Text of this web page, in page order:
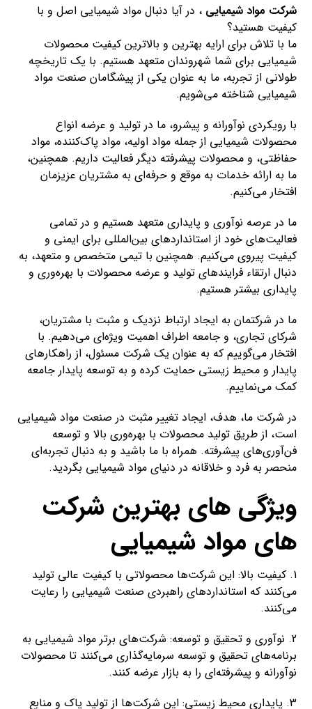
شرکت مواد شیمیایی ، در آیا دنبال مواد شیمیایی اصل و با
کیفیت هستید؟
ما با تلاش برای ارایه بهترین و بالاترین کیفیت محصولات
شیمیایی برای شما شهروندان متعهد هستیم. با یک تاریخچه
طولانی از تجربه، ما به عنوان یکی از پیشگامان صنعت مواد
شیمیایی شناخته می‌شویم.
با رویکردی نوآورانه و پیشرو، ما در تولید و عرضه انواع
محصولات شیمیایی از جمله مواد اولیه، مواد پاک‌کننده، مواد
حفاظتی، و محصولات پیشرفته دیگر فعالیت داریم. همچنین،
ما به ارائه خدمات به موقع و حرفه‌ای به مشتریان عزیزمان
افتخار می‌کنیم.
ما در عرصه نوآوری و پایداری متعهد هستیم و در تمامی
فعالیت‌های خود از استانداردهای بین‌المللی برای ایمنی و
کیفیت پیروی می‌کنیم. همچنین با تیمی متخصص و متعهد، به
دنبال ارتقاء فرایندهای تولید و عرضه محصولات با بهره‌وری و
پایداری بیشتر هستیم.
ما در شرکتمان به ایجاد ارتباط نزدیک و مثبت با مشتریان،
شرکای تجاری، و جامعه اطراف اهمیت ویژه‌ای می‌دهیم. با
افتخار می‌گوییم که به عنوان یک شرکت مسئول، از راهکارهای
پایدار و محیط زیستی حمایت کرده و به توسعه پایدار جامعه
کمک می‌نماییم.
در شرکت ما، هدف، ایجاد تغییر مثبت در صنعت مواد شیمیایی
است، از طریق تولید محصولات با بهره‌وری بالا و توسعه
فن‌آوری‌های پیشرفته. همراه با ما باشید و به دنبال تجربه‌ای
منحصر به فرد و خلاقانه در دنیای مواد شیمیایی بگردید.
ویژگی های بهترین شرکت
های مواد شیمیایی
1. کیفیت بالا: این شرکت‌ها محصولاتی با کیفیت عالی تولید
می‌کنند که استانداردهای راهبردی صنعت شیمیایی را رعایت
می‌کنند.
2. نوآوری و تحقیق و توسعه: شرکت‌های برتر مواد شیمیایی به
برنامه‌های تحقیق و توسعه سرمایه‌گذاری می‌کنند تا محصولات
نوآورانه و پیشرفته‌ای را به بازار عرضه کنند.
3. پایداری محیط زیستی: این شرکت‌ها از تولید پاک و منابع